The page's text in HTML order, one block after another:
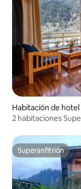
Habitación de hotel
2 habitaciones
Superanfitrión
Superanfitrión